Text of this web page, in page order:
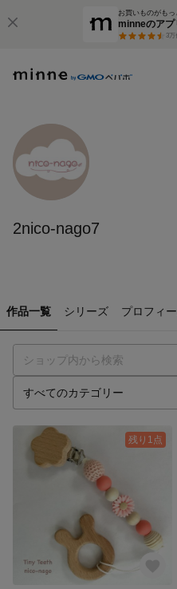
お買いものがも
minneのアプ
3万
2nico-nago7
作品一覧 シリーズ プロフィ
残り1点